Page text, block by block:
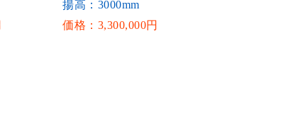
揚高：3000mm
価格：3,300,000円